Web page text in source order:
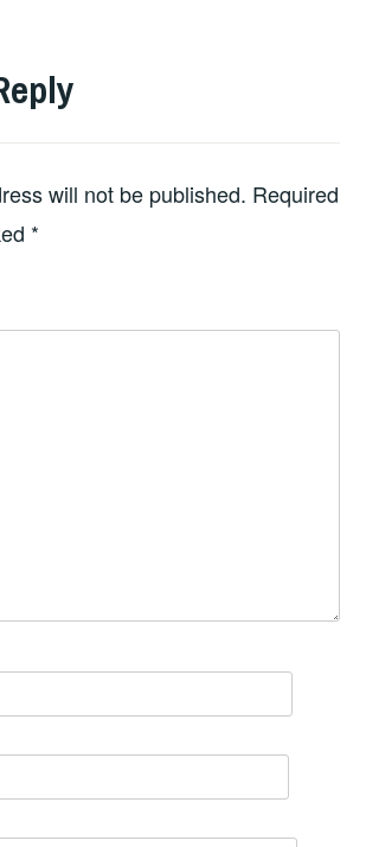
will not be published. Required
*